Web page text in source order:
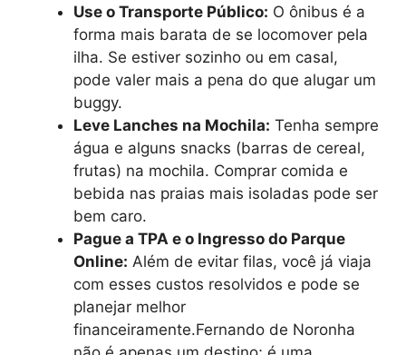
Use o Transporte Público: O ônibus é a
forma mais barata de se locomover pela
ilha. Se estiver sozinho ou em casal,
pode valer mais a pena do que alugar um
buggy.
Leve Lanches na Mochila: Tenha sempre
água e alguns snacks (barras de cereal,
frutas) na mochila. Comprar comida e
bebida nas praias mais isoladas pode ser
bem caro.
Pague a TPA e o Ingresso do Parque
Online: Além de evitar filas, você já viaja
com esses custos resolvidos e pode se
planejar melhor
financeiramente.Fernando de Noronha